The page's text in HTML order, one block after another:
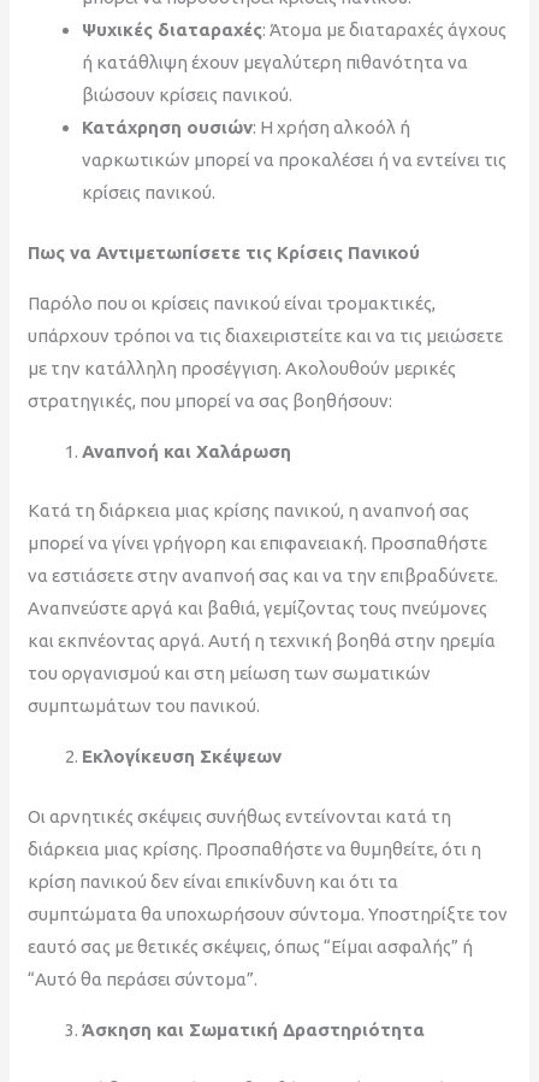
Ψυχικές διαταραχές: Άτομα με διαταραχές άγχους
ή κατάθλιψη έχουν μεγαλύτερη πιθανότητα να
βιώσουν κρίσεις πανικού.
Κατάχρηση ουσιών: Η χρήση αλκοόλ ή
ναρκωτικών μπορεί να προκαλέσει ή να εντείνει τις
κρίσεις πανικού.
Πως να Αντιμετωπίσετε τις Κρίσεις Πανικού
Παρόλο που οι κρίσεις πανικού είναι τρομακτικές,
υπάρχουν τρόποι να τις διαχειριστείτε και να τις μειώσετε
με την κατάλληλη προσέγγιση. Ακολουθούν μερικές
στρατηγικές, που μπορεί να σας βοηθήσουν:
Αναπνοή και Χαλάρωση
Κατά τη διάρκεια μιας κρίσης πανικού, η αναπνοή σας
μπορεί να γίνει γρήγορη και επιφανειακή. Προσπαθήστε
να εστιάσετε στην αναπνοή σας και να την επιβραδύνετε.
Αναπνεύστε αργά και βαθιά, γεμίζοντας τους πνεύμονες
και εκπνέοντας αργά. Αυτή η τεχνική βοηθά στην ηρεμία
του οργανισμού και στη μείωση των σωματικών
συμπτωμάτων του πανικού.
Εκλογίκευση Σκέψεων
Οι αρνητικές σκέψεις συνήθως εντείνονται κατά τη
διάρκεια μιας κρίσης. Προσπαθήστε να θυμηθείτε, ότι η
κρίση πανικού δεν είναι επικίνδυνη και ότι τα
συμπτώματα θα υποχωρήσουν σύντομα. Υποστηρίξτε τον
εαυτό σας με θετικές σκέψεις, όπως “Είμαι ασφαλής” ή
“Αυτό θα περάσει σύντομα”.
Άσκηση και Σωματική Δραστηριότητα